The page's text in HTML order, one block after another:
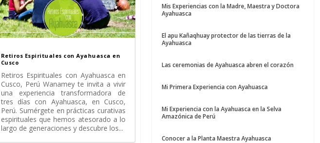
Retiros Espirituales con Ayahuasca en
Cusco
Retiros Espirituales con Ayahuasca en
Cusco, Perú Wanamey te invita a vivir
una experiencia transformadora de
tres días con Ayahuasca, en Cusco,
Perú. Sumérgete en prácticas curativas
espirituales que hemos atesorado a lo
largo de generaciones y descubre los...
Mis Experiencias con la Madre, Maestra y Doctora
Ayahuasca
El apu Kañaqhuay protector de las tierras de la
Ayahuasca
Las ceremonias de Ayahuasca abren el corazón
Mi Primera Experiencia con Ayahuasca
Mi Experiencia con la Ayahuasca en la Selva
Amazónica de Perú
Conocer a la Planta Maestra Ayahuasca